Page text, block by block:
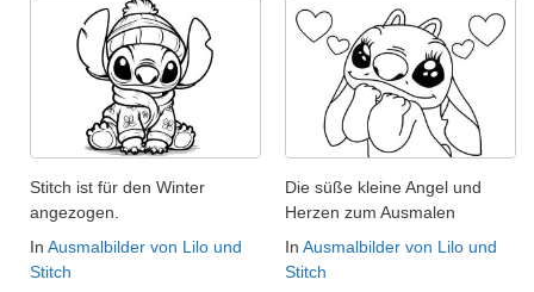
Stitch ist für den Winter
angezogen.
In Ausmalbilder von Lilo und
Stitch
Die süße kleine Angel und
Herzen zum Ausmalen
In Ausmalbilder von Lilo und
Stitch